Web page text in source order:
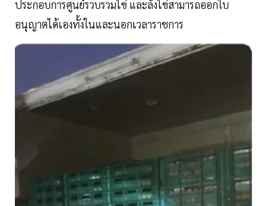
ประกอบการศูนย์รวบรวมไข่ และล้งไข่สามารถออกใบ
อนุญาตได้เองทั้งในและนอกเวลาราชการ